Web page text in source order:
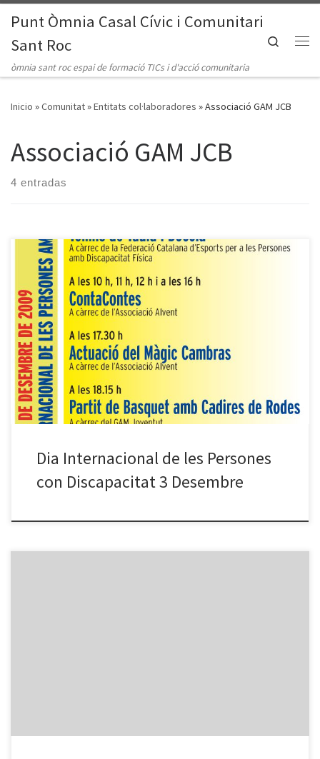
Saltar al contenido
Punt Òmnia Casal Cívic i Comunitari
Sant Roc
òmnia sant roc espai de formació TICs i d'acció comunitaria
Search
Inicio »Comunitat»Entitats col·laboradores »Associació GAM JCB
Associació GAM JCB
4 entradas
El 3 de Desembre 2009, cel·lebrem el Dia Internacional de les
Persones amb Discapacitat a Badalona. Òmnia Sant Roc i
l’Associació GAM donen suport a aquesta celebració. – El programa
de la jornada preveu moltes activitats: . Mostra d’Entitats a Plaça
de la Vila . Activitats de sensibilització . Exposicions […]
Dia Internacional de les Persones
con Discapacitat 3 Desembre